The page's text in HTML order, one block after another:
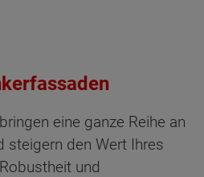
eine ganze Reihe an
steigern den Wert Ihres
und